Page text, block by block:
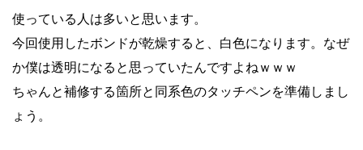
使っている人は多いと思います。
今回使用したボンドが乾燥すると、白色になります。なぜ
か僕は透明になると思っていたんですよねｗｗｗ
ちゃんと補修する箇所と同系色のタッチペンを準備しまし
ょう。